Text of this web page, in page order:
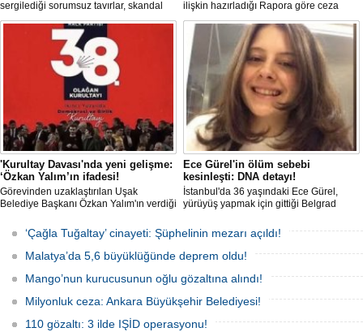
sergilediği sorumsuz tavırlar, skandal
kararlar ve özellikle Türk öğrencilere
uyguladığı vize ambargosuyla tepkilerin
odağında olan İtalya’nın İstanbul
Başkonsolosu Elena Clemente’nin
Türkiye’deki görevi nihayet sona erdi.
ilişkin hazırladığı Rapora göre ceza
sorumluluğu yaşının; 12'den 10'a
düşürülmesi planlanıyor.
'Kurultay Davası'nda yeni gelişme:
‘Özkan Yalım’ın ifadesi!
Görevinden uzaklaştırılan Uşak
Belediye Başkanı Özkan Yalım'ın verdiği
Ece Gürel'in ölüm sebebi
kesinleşti: DNA detayı!
İstanbul'da 36 yaşındaki Ece Gürel,
yürüyüş yapmak için gittiği Belgrad
karıştı. 4 gün sonra sağ bulunan ancak
kaldırıldığı hastanede hayatını
kaybeden Ece'nin ölümüyle ilgili
soruşturma tamamlanırken, dikkat
çeken detaylar yer aldı.
‘Çağla Tuğaltay’ cinayeti: Şüphelinin mezarı açıldı!
Malatya’da 5,6 büyüklüğünde deprem oldu!
Mango’nun kurucusunun oğlu gözaltına alındı!
Milyonluk ceza: Ankara Büyükşehir Belediyesi!
110 gözaltı: 3 ilde IŞİD operasyonu!